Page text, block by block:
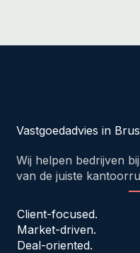
Vastgoedadvies in
Wij helpen bedrijven
van de juiste
Client-focused.
Market-driven.
Deal-oriented.